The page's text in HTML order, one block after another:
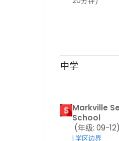
中学
Markville
School
(年级: 09-12)
| 学区边界